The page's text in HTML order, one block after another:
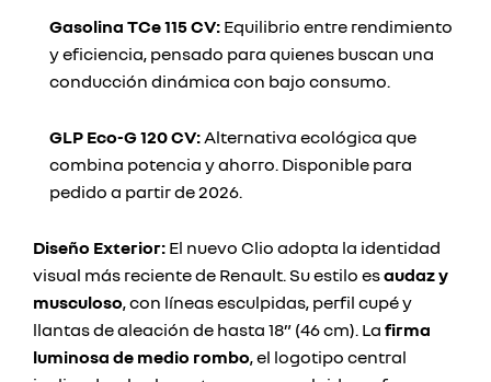
Gasolina TCe 115 CV: Equilibrio entre rendimiento
y eficiencia, pensado para quienes buscan una
conducción dinámica con bajo consumo.
GLP Eco-G 120 CV:Alternativa ecológica que
combina potencia y ahorro. Disponible para
pedido a partir de 2026.
Diseño Exterior: El nuevo Clio adopta la identidad
visual más reciente de Renault. Su estilo esaudaz y
musculoso, con líneas esculpidas, perfil cupé y
llantas de aleación de hasta 18” (46 cm). La firma
luminosa de medio rombo, el logotipo central